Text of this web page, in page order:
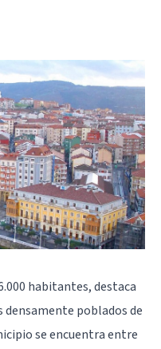
habitantes, destaca
densamente poblados de
se encuentra entre